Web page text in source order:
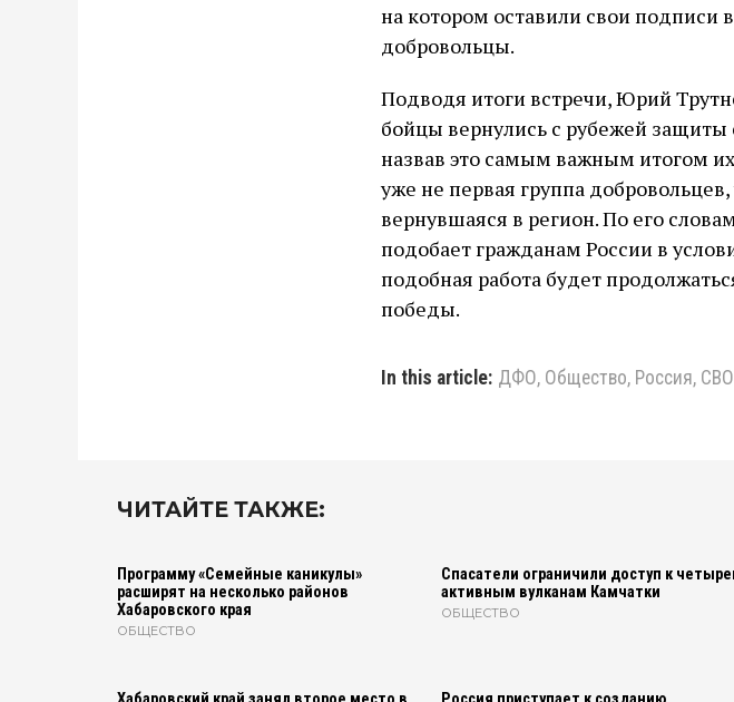
на котором оставили свои подписи
добровольцы.
Подводя итоги встречи, Юрий
бойцы вернулись с рубежей
назвав это самым важным итогом
уже не первая группа
вернувшаяся в регион. По его
подобает гражданам России в
подобная работа будет
победы.
In this article: ДФО, Общество, Россия, СВО
ЧИТАЙТЕ ТАКЖЕ:
Программу «Семейные каникулы»
расширят на несколько районов
Хабаровского края
ОБЩЕСТВО
Спасатели ограничили доступ к
активным вулканам Камчатки
ОБЩЕСТВО